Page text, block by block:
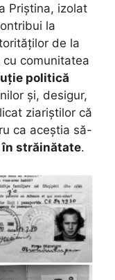
Priștina, izolat
la
de la
comunitatea
politică
și, desigur,
ziariștilor că
ca aceștia să-
în străinătate.